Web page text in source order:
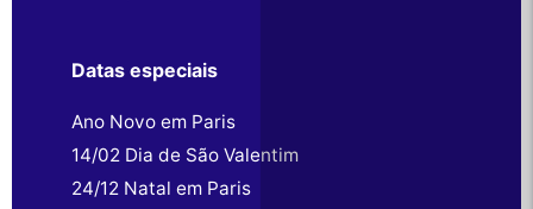
Datas especiais
Ano Novo em Paris
14/02 Dia de São Valentim
24/12 Natal em Paris